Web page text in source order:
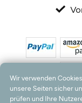
Wir verwenden
unsere Seiten sicher
prüfen und Ihre